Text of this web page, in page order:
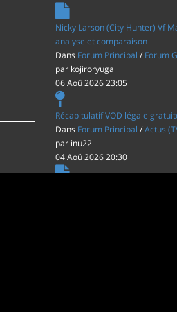
Nicky Larson (City Hunter) Vf
analyse et comparaison
Dans Forum Principal / Forum
par kojiroryuga
06 Aoû 2026 23:05
Récapitulatif VOD légale
Dans Forum Principal /Actus
par inu22
04 Aoû 2026 20:30